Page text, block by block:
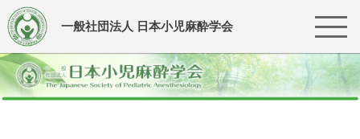
一般社団法人 日本小児麻酔学会